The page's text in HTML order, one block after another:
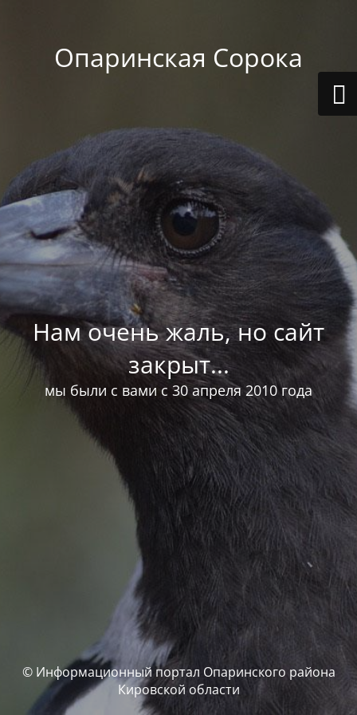
Опаринская Сорока
Нам очень жаль, но сайт
закрыт...
мы были с вами с 30 апреля 2010 года
© Информационный портал Опаринского района
Кировской области